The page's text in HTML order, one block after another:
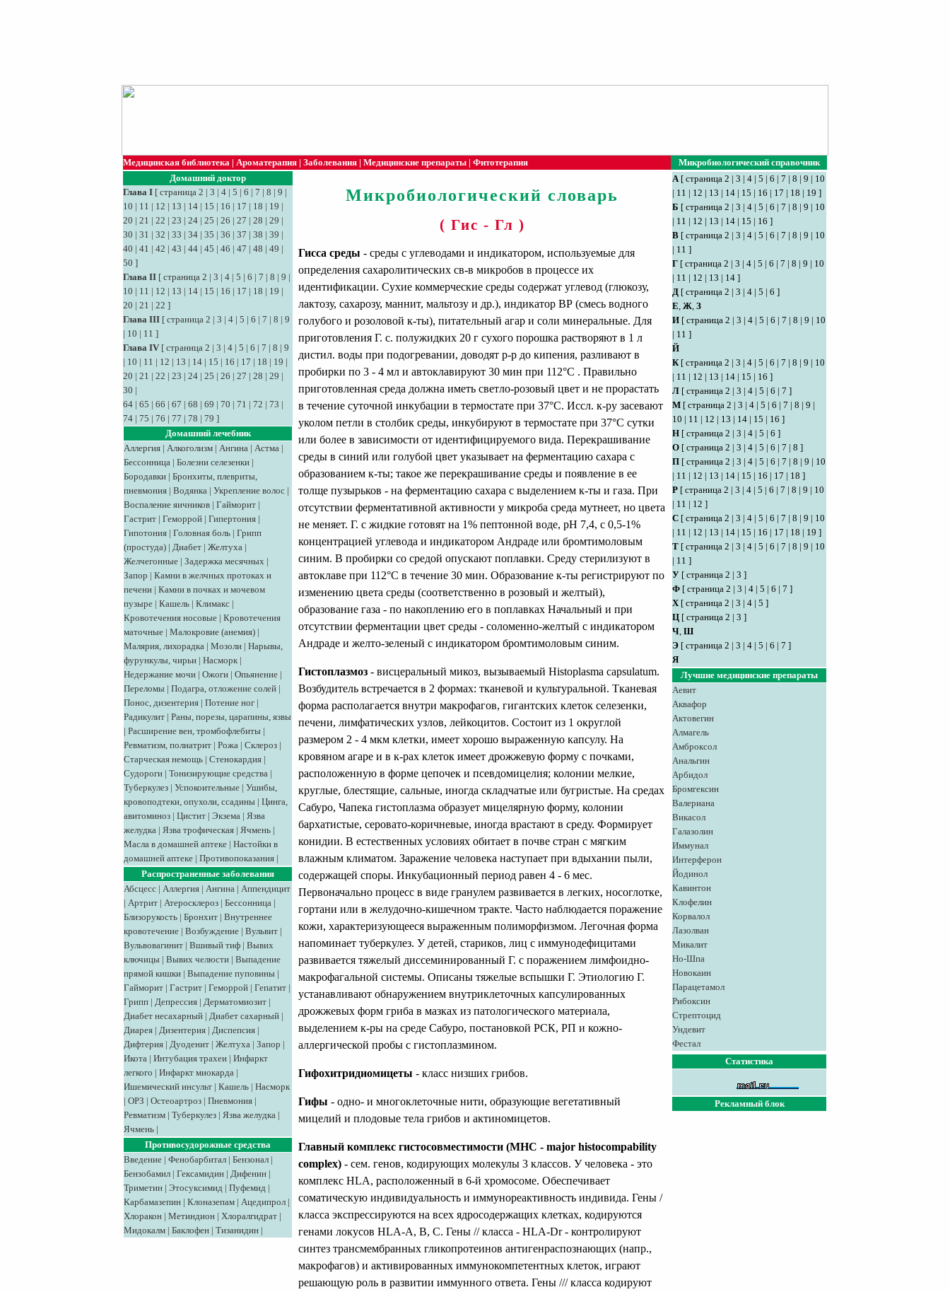
Медицинская библиотека | Ароматерапия | Заболевания | Медицинские препараты | Фитотерапия
Микробиологический справочник
Домашний доктор
Глава I [ страница 2 | 3 | 4 | 5 | 6 | 7 | 8 | 9 |
10 | 11 | 12 | 13 | 14 | 15 | 16 | 17 | 18 | 19 |
20 | 21 | 22 | 23 | 24 | 25 | 26 | 27 | 28 | 29 |
30 | 31 | 32 | 33 | 34 | 35 | 36 | 37 | 38 | 39 |
40 | 41 | 42 | 43 | 44 | 45 | 46 | 47 | 48 | 49 |
50 ]
Глава II [ страница 2 | 3 | 4 | 5 | 6 | 7 | 8 | 9 |
10 | 11 | 12 | 13 | 14 | 15 | 16 | 17 | 18 | 19 |
20 | 21 | 22 ]
Глава III [ страница 2 | 3 | 4 | 5 | 6 | 7 | 8 | 9
| 10 | 11 ]
Глава IV [ страница 2 | 3 | 4 | 5 | 6 | 7 | 8 | 9
| 10 | 11 | 12 | 13 | 14 | 15 | 16 | 17 | 18 | 19 |
20 | 21 | 22 | 23 | 24 | 25 | 26 | 27 | 28 | 29 |
30 |
64 | 65 | 66 | 67 | 68 | 69 | 70 | 71 | 72 | 73 |
74 | 75 | 76 | 77 | 78 | 79 ]
Домашний лечебник
Аллергия | Алкоголизм | Ангина | Астма |
Бессонница | Болезни селезенки |
Бородавки | Бронхиты, плевриты,
пневмония | Водянка | Укрепление волос |
Воспаление яичников | Гайморит |
Гастрит | Геморрой | Гипертония |
Гипотония | Головная боль | Грипп
(простуда) | Диабет | Желтуха |
Желчегонные | Задержка месячных |
Запор | Камни в желчных протоках и
печени | Камни в почках и мочевом
пузыре | Кашель | Климакс |
Кровотечения носовые | Кровотечения
маточные | Малокровие (анемия) |
Малярия, лихорадка | Мозоли | Нарывы,
фурункулы, чирьи | Насморк |
Недержание мочи | Ожоги | Опьянение |
Переломы | Подагра, отложение солей |
Понос, дизентерия | Потение ног |
Радикулит | Раны, порезы, царапины, язвы
| Расширение вен, тромбофлебиты |
Ревматизм, полиатрит | Рожа | Склероз |
Старческая немощь | Стенокардия |
Судороги | Тонизирующие средства |
Туберкулез | Успокоительные | Ушибы,
кровоподтеки, опухоли, ссадины | Цинга,
авитоминоз | Цистит | Экзема | Язва
желудка | Язва трофическая | Ячмень |
Масла в домашней аптеке | Настойки в
домашней аптеке | Противопоказания |
Распространенные заболевания
Абсцесс | Аллергия | Ангина | Аппендицит
| Артрит | Атеросклероз | Бессонница |
Близорукость | Бронхит | Внутреннее
кровотечение | Возбуждение | Вульвит |
Вульвовагинит | Вшивый тиф | Вывих
ключицы | Вывих челюсти | Выпадение
прямой кишки | Выпадение пуповины |
Гайморит | Гастрит | Геморрой | Гепатит |
Грипп | Депрессия | Дерматомиозит |
Диабет несахарный | Диабет сахарный |
Диарея | Дизентерия | Диспепсия |
Дифтерия | Дуоденит | Желтуха | Запор |
Икота | Интубация трахеи | Инфаркт
легкого | Инфаркт миокарда |
Ишемический инсульт | Кашель | Насморк
| ОРЗ | Остеоартроз | Пневмония |
Ревматизм | Туберкулез | Язва желудка |
Ячмень |
Противосудорожные средства
Введение | Фенобарбитал | Бензонал |
Бензобамил | Гексамидин | Дифенин |
Триметин | Этосуксимид | Пуфемид |
Карбамазепин | Клоназепам | Ацедипрол |
Хлоракон | Метиндион | Хлоралгидрат |
Мидокалм | Баклофен | Тизанидин |
Микробиологический словарь
( Гис - Гл )
Гисса среды - среды с углеводами и индикатором, используемые для
определения сахаролитических св-в микробов в процессе их
идентификации. Сухие коммерческие среды содержат углевод (глюкозу,
лактозу, сахарозу, маннит, мальтозу и др.), индикатор ВР (смесь водного
голубого и розоловой к-ты), питательный агар и соли минеральные. Для
приготовления Г. с. полужидких 20 г сухого порошка растворяют в 1 л
дистил. воды при подогревании, доводят р-р до кипения, разливают в
пробирки по 3 - 4 мл и автоклавируют 30 мин при 112°С . Правильно
приготовленная среда должна иметь светло-розовый цвет и не прорастать
в течение суточной инкубации в термостате при 37°С. Иссл. к-ру засевают
уколом петли в столбик среды, инкубируют в термостате при 37°С сутки
или более в зависимости от идентифицируемого вида. Перекрашивание
среды в синий или голубой цвет указывает на ферментацию сахара с
образованием к-ты; такое же перекрашивание среды и появление в ее
толще пузырьков - на ферментацию сахара с выделением к-ты и газа. При
отсутствии ферментативной активности у микроба среда мутнеет, но цвета
не меняет. Г. с жидкие готовят на 1% пептонной воде, рН 7,4, с 0,5-1%
концентрацией углевода и индикатором Андраде или бромтимоловым
синим. В пробирки со средой опускают поплавки. Среду стерилизуют в
автоклаве при 112°С в течение 30 мин. Образование к-ты регистрируют по
изменению цвета среды (соответственно в розовый и желтый),
образование газа - по накоплению его в поплавках Начальный и при
отсутствии ферментации цвет среды - соломенно-желтый с индикатором
Андраде и желто-зеленый с индикатором бромтимоловым синим.
Гистоплазмоз - висцеральный микоз, вызываемый Histoplasma capsulatum.
Возбудитель встречается в 2 формах: тканевой и культуральной. Тканевая
форма располагается внутри макрофагов, гигантских клеток селезенки,
печени, лимфатических узлов, лейкоцитов. Состоит из 1 округлой
размером 2 - 4 мкм клетки, имеет хорошо выраженную капсулу. На
кровяном агаре и в к-рах клеток имеет дрожжевую форму с почками,
расположенную в форме цепочек и псевдомицелия; колонии мелкие,
круглые, блестящие, сальные, иногда складчатые или бугристые. На средах
Сабуро, Чапека гистоплазма образует мицелярную форму, колонии
бархатистые, серовато-коричневые, иногда врастают в среду. Формирует
конидии. В естественных условиях обитает в почве стран с мягким
влажным климатом. Заражение человека наступает при вдыхании пыли,
содержащей споры. Инкубационный период равен 4 - 6 мес.
Первоначально процесс в виде гранулем развивается в легких, носоглотке,
гортани или в желудочно-кишечном тракте. Часто наблюдается поражение
кожи, характеризующееся выраженным полиморфизмом. Легочная форма
напоминает туберкулез. У детей, стариков, лиц с иммунодефицитами
развивается тяжелый диссеминированный Г. с поражением лимфоидно-
макрофагальной системы. Описаны тяжелые вспышки Г. Этиологию Г.
устанавливают обнаружением внутриклеточных капсулированных
дрожжевых форм гриба в мазках из патологического материала,
выделением к-ры на среде Сабуро, постановкой РСК, РП и кожно-
аллергической пробы с гистоплазмином.
Гифохитридиомицеты - класс низших грибов.
Гифы - одно- и многоклеточные нити, образующие вегетативный
мицелий и плодовые тела грибов и актиномицетов.
Главный комплекс гистосовместимости (МНС - major histocompability
complex) - сем. генов, кодирующих молекулы 3 классов. У человека - это
комплекс HLA, расположенный в 6-й хромосоме. Обеспечивает
соматическую индивидуальность и иммунореактивность индивида. Гены /
класса экспрессируются на всех ядросодержащих клетках, кодируются
генами локусов HLA-A, В, С. Гены // класса - HLA-Dr - контролируют
синтез трансмембранных гликопротеинов антигенраспознающих (напр.,
макрофагов) и активированных иммунокомпетентных клеток, играют
решающую роль в развитии иммунного ответа. Гены /// класса кодируют
А[ страница 2 | 3 | 4 | 5 | 6 | 7 | 8 | 9 | 10
| 11 | 12 | 13 | 14 | 15 | 16 | 17 | 18 | 19 ]
Б [ страница 2 | 3 | 4 | 5 | 6 | 7 | 8 | 9 | 10
| 11 | 12 | 13 | 14 | 15 | 16 ]
В [ страница 2 | 3 | 4 | 5 | 6 | 7 | 8 | 9 | 10
| 11 ]
Г [ страница 2 | 3 | 4 | 5 | 6 | 7 | 8 | 9 | 10
| 11 | 12 | 13 | 14 ]
Д [ страница 2 | 3 | 4 | 5 | 6 ]
Е, Ж, З
И [ страница 2 | 3 | 4 | 5 | 6 | 7 | 8 | 9 | 10
| 11 ]
Й
К[ страница 2 | 3 | 4 | 5 | 6 | 7 | 8 | 9 | 10
| 11 | 12 | 13 | 14 | 15 | 16 ]
Л [ страница 2 | 3 | 4 | 5 | 6 | 7 ]
М [ страница 2 | 3 | 4 | 5 | 6 | 7 | 8 | 9 |
10 | 11 | 12 | 13 | 14 | 15 | 16 ]
Н [ страница 2 | 3 | 4 | 5 | 6 ]
О [ страница 2 | 3 | 4 | 5 | 6 | 7 | 8 ]
П [ страница 2 | 3 | 4 | 5 | 6 | 7 | 8 | 9 | 10
| 11 | 12 | 13 | 14 | 15 | 16 | 17 | 18 ]
Р [ страница 2 | 3 | 4 | 5 | 6 | 7 | 8 | 9 | 10
| 11 | 12 ]
С [ страница 2 | 3 | 4 | 5 | 6 | 7 | 8 | 9 | 10
| 11 | 12 | 13 | 14 | 15 | 16 | 17 | 18 | 19 ]
Т [ страница 2 | 3 | 4 | 5 | 6 | 7 | 8 | 9 | 10
| 11 ]
У [ страница 2 | 3 ]
Ф [ страница 2 | 3 | 4 | 5 | 6 | 7 ]
Х[ страница 2 | 3 | 4 | 5 ]
Ц [ страница 2 | 3 ]
Ч, Ш
Э [ страница 2 | 3 | 4 | 5 | 6 | 7 ]
Я
Лучшие медицинские препараты
Аевит
Аквафор
Актовегин
Алмагель
Амброксол
Анальгин
Арбидол
Бромгексин
Валериана
Викасол
Галазолин
Иммунал
Интерферон
Йодинол
Кавинтон
Клофелин
Корвалол
Лазолван
Микалит
Но-Шпа
Новокаин
Парацетамол
Рибоксин
Стрептоцид
Ундевит
Фестал
Статистика
Рекламный блок